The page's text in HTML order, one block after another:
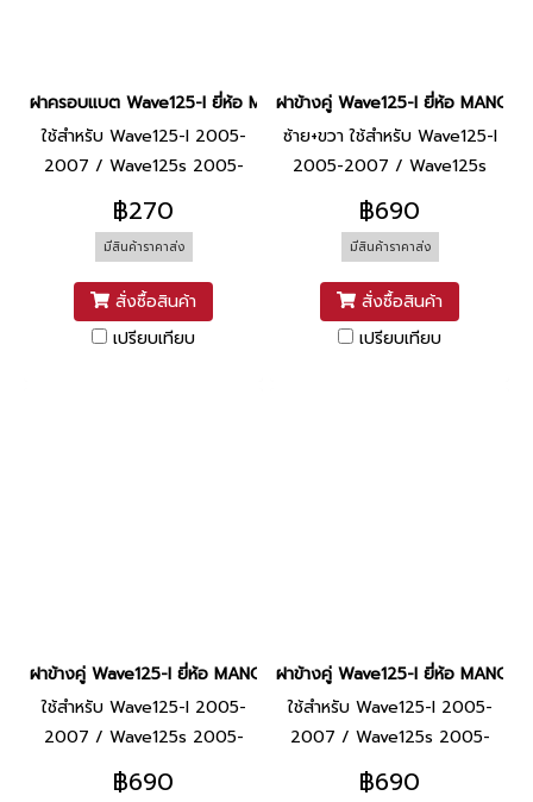
ฝาครอบแบต Wave125-I ยี่ห้อ MANOO [R326C แดง]
ใช้สำหรับ Wave125-I 2005-
2007 / Wave125s 2005-
2007
฿270
มีสินค้าราคาส่ง
สั่งซื้อสินค้า
เปรียบเทียบ
ฝาข้างคู่ Wave125-I ยี่ห้อ
ซ้าย+ขวา ใช้สำหรับ Wave125-I
2005-2007 / Wave125s
2005-2007
฿690
มีสินค้าราคาส่ง
สั่งซื้อสินค้า
เปรียบเทียบ
ฝาข้างคู่ Wave125-I ยี่ห้อ MANOO [NHA35M ดำ]
ใช้สำหรับ Wave125-I 2005-
2007 / Wave125s 2005-
2007
฿690
ฝาข้างคู่ Wave125-I ยี่ห้อ MANOO
ใช้สำหรับ Wave125-I 2005-
2007 / Wave125s 2005-
2007
฿690